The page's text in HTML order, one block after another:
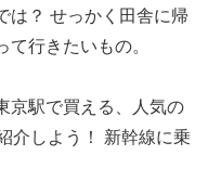
？ せっかく田舎に帰
行きたいもの。
京駅で買える、人気の
介しよう！ 新幹線に乗